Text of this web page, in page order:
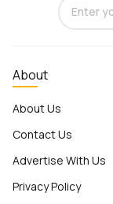
About
About Us
Contact Us
Advertise With Us
Privacy Policy